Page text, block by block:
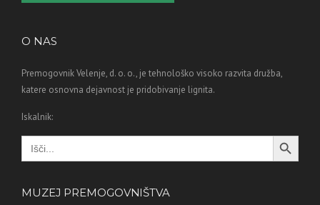
O NAS
Premogovnik Velenje, d. o. o., je tehnološko visoko razvita družba,
katere osnovna dejavnost je pridobivanje lignita.
Iskalnik:
Search
for:
Search Button
MUZEJ PREMOGOVNIŠTVA